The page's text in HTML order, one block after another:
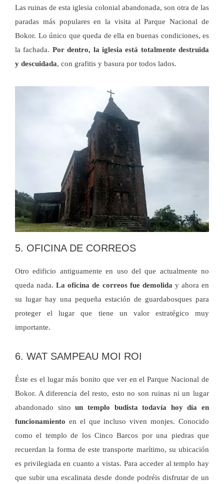
Las ruinas de esta iglesia colonial abandonada, son otra de las
paradas más populares en la visita al Parque Nacional de
Bokor. Lo único que queda de ella en buenas condiciones, es
la fachada. Por dentro, la iglesia está totalmente destruida
y descuidada, con grafitis y basura por todos lados.
5. OFICINA DE CORREOS
Otro edificio antiguamente en uso del que actualmente no
queda nada.La oficina de correos fue demoliday ahora en
su lugar hay una pequeña estación de guardabosques para
proteger el lugar que tiene un valor estratégico muy
importante.
6. WAT SAMPEAU MOI ROI
Éste es el lugar más bonito que ver en el Parque Nacional de
Bokor. A diferencia del resto, esto no son ruinas ni un lugar
abandonado sinoun templo budista todavía hoy día en
funcionamiento en el que incluso viven monjes. Conocido
como el templo de los Cinco Barcos por una piedras que
recuerdan la forma de este transporte marítimo, su ubicación
es privilegiada en cuanto a vistas. Para acceder al templo hay
que subir una escalinata desde donde podréis disfrutar de un